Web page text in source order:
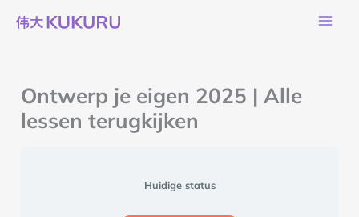
naar
Ontwerp je eigen 2025 | Alle
lessen terugkijken
Huidige status